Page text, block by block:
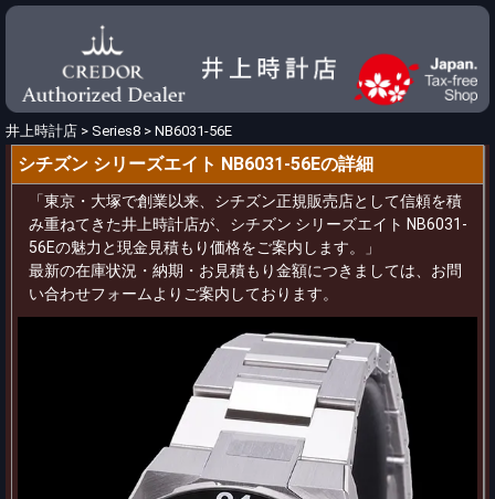
井上時計店 > Series8 > NB6031-56E
シチズン シリーズエイト NB6031-56Eの詳細
「東京・大塚で創業以来、シチズン正規販売店として信頼を積
み重ねてきた井上時計店が、シチズン シリーズエイト NB6031-
56Eの魅力と現金見積もり価格をご案内します。」
最新の在庫状況・納期・お見積もり金額につきましては、お問
い合わせフォームよりご案内しております。